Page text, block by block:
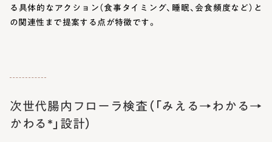
る具体的なアクション（食事タイミング、睡眠、会食頻度など）と
の関連性まで提案する点が特徴です。
次世代腸内フローラ検査（「みえる→わかる→
かわる*」設計）